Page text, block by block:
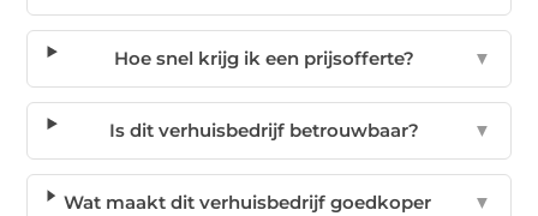
Hoe snel krijg ik een prijsofferte? ▼
Is dit verhuisbedrijf betrouwbaar? ▼
Wat maakt dit verhuisbedrijf goedkoper
▼